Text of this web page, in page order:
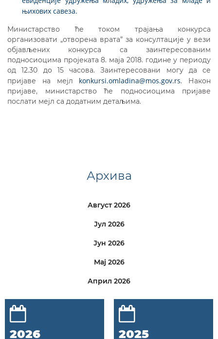
њихових савеза.
Министарство ће током трајања конкурса
организовати „отворена врата” за консултације у вези
објављених конкурса са заинтересованим
подносиоцима пројеката 8. маја 2018. године у периоду
од 12.30 до 15 часова. Заинтересовани могу да се
пријаве на мејл konkursi.omladina@mos.gov.rs. Након
пријаве, министарство ће подносиоцима пријаве
послати мејл са додатним детаљима.
Архива
Август 2026
Јул 2026
Јун 2026
Мај 2026
Април 2026
2026 2025